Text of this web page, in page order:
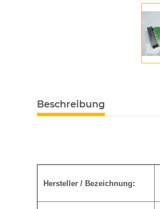
Beschreibung
Hersteller / Bezeichnung: